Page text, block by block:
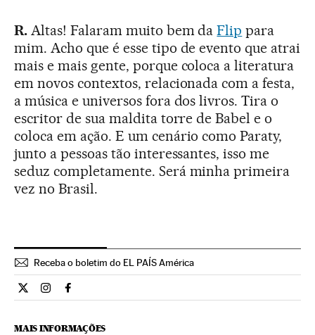
R.Altas! Falaram muito bem daFlip para
mim. Acho que é esse tipo de evento que atrai
mais e mais gente, porque coloca a literatura
em novos contextos, relacionada com a festa,
a música e universos fora dos livros. Tira o
escritor de sua maldita torre de Babel e o
coloca em ação. E um cenário como Paraty,
junto a pessoas tão interessantes, isso me
seduz completamente. Será minha primeira
vez no Brasil.
Receba o boletim do EL PAÍS América
Cultura El País Brasil en Twitter
Cultura El País Brasil en Instagram
Cultura El País Brasil en Facebook
MAIS INFORMAÇÕES